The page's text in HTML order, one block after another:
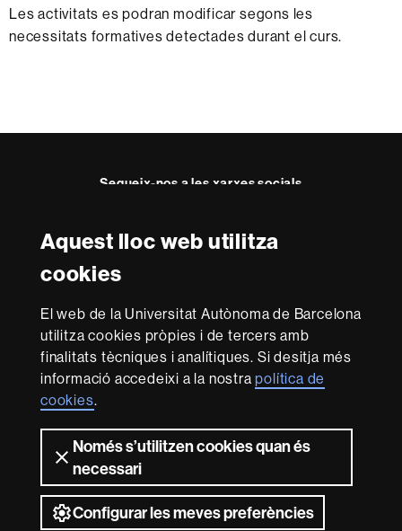
Aquest lloc web utilitza
cookies
El web de la Universitat Autònoma de Barcelona
utilitza cookies pròpies i de tercers amb
finalitats tècniques i analítiques. Si desitja més
informació accedeixi a la nostrapolítica de
cookies.
Només s’utilitzen cookies quan és
necessari
Configurar les meves preferències
Les activitats es podran modificar segons les
necessitats formatives detectades durant el curs.
Segueix-nos a les xarxes socials
Reconeixement internacional de l'excel·lència
in
Research
-
Euraxess
Amb el finançament de
Sobre
aquest
web
Avís legal
web Accessibilitat web Mapa del web UAB